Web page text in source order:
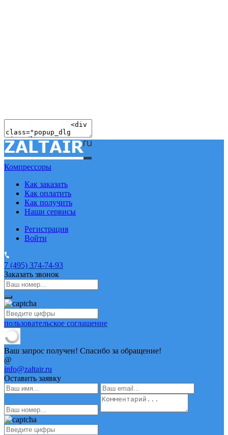
Компрессоры
Как заказать
Как оплатить
Как получить
Наши сервисы
Регистрация
Войти
7 (495) 374-74-93
Заказать звонок
пользовательское соглашение
Ваш запрос получен! Спасибо за обращение!
@
info@zaltair.ru
Оставить заявку